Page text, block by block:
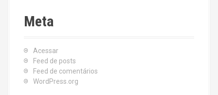
Meta
Acessar
Feed de posts
Feed de comentários
WordPress.org